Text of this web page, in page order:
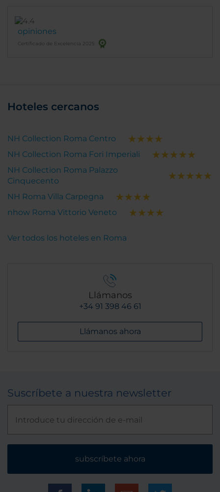
opiniones
Certificado de Excelencia 2025
Hoteles cercanos
NH Collection Roma Centro
NH Collection Roma Fori Imperiali
NH Collection Roma Palazzo
Cinquecento
NH Roma Villa Carpegna
nhow Roma Vittorio Veneto
Ver todos los hoteles en Roma
Llámanos
+34 91 398 46 61
Llámanos ahora
Suscríbete a nuestra newsletter
subscríbete ahora